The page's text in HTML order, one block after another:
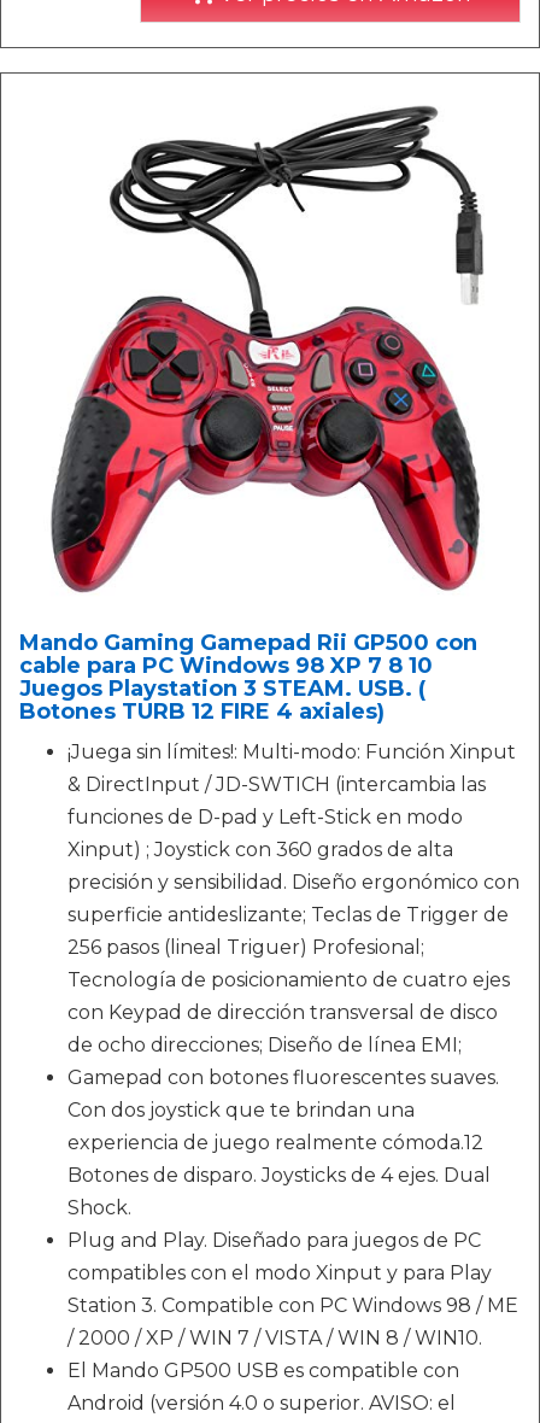
Mando Gaming Gamepad Rii GP500 con
cable para PC Windows 98 XP 7 8 10
Juegos Playstation 3 STEAM. USB. (
Botones TURB 12 FIRE 4 axiales)
¡Juega sin límites!: Multi-modo: Función Xinput
& DirectInput / JD-SWTICH (intercambia las
funciones de D-pad y Left-Stick en modo
Xinput) ; Joystick con 360 grados de alta
precisión y sensibilidad. Diseño ergonómico con
superficie antideslizante; Teclas de Trigger de
256 pasos (lineal Triguer) Profesional;
Tecnología de posicionamiento de cuatro ejes
con Keypad de dirección transversal de disco
de ocho direcciones; Diseño de línea EMI;
Gamepad con botones fluorescentes suaves.
Con dos joystick que te brindan una
experiencia de juego realmente cómoda.12
Botones de disparo. Joysticks de 4 ejes. Dual
Shock.
Plug and Play. Diseñado para juegos de PC
compatibles con el modo Xinput y para Play
Station 3. Compatible con PC Windows 98 / ME
/ 2000 / XP / WIN 7 / VISTA / WIN 8 / WIN10.
El Mando GP500 USB es compatible con
Android (versión 4.0 o superior. AVISO: el